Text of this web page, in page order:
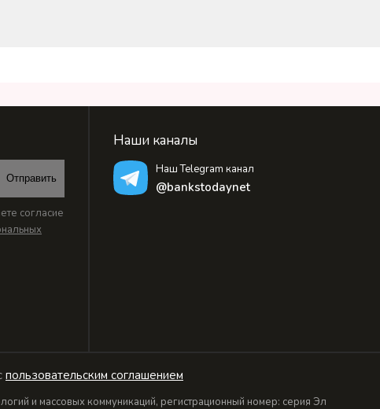
Отправить
согласие
Наши каналы
Наш Telegram канал
@bankstodaynet
пользовательским соглашением
и массовых коммуникаций, регистрационный номер: серия Эл